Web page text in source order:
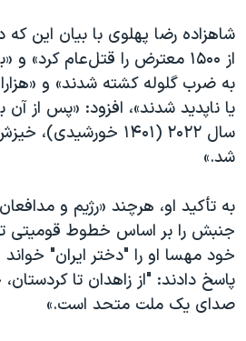
از ۱۵۰۰ معترض را قتل‌عام کرد»
به ضرب گلوله کشته شدند» و
یا ناپدید شدند»، افزود: «پس از
سال ۲۰۲۲ (۱۴۰۱
شد.»
به تأکید او، هرچند «رژیم و
جنبش را بر اساس خطوط قومیتی
خود مهسا او را "دختر ایران"
پاسخ دادند: "از زاهدان تا
صدای یک ملت متحد است.»